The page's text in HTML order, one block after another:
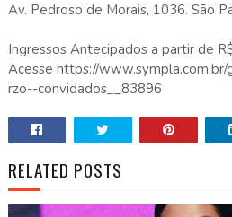
Av. Pedroso de Morais, 1036. São
Ingressos Antecipados a partir de
Acesse https://
rzo--convidados__83896
RELATED POSTS